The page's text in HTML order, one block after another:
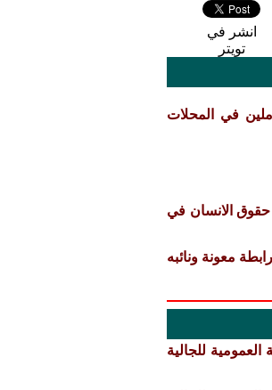
انشر في
تويتر
في المحلات
الانسان في
معونة ونائبه
للجالية